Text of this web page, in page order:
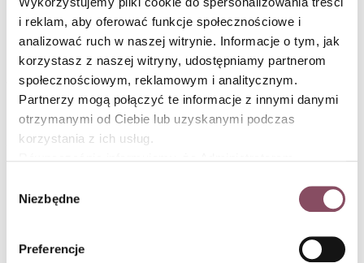
i reklam, aby oferować funkcje społecznościowe i
analizować ruch w naszej witrynie. Informacje o tym, jak
korzystasz z naszej witryny, udostępniamy partnerom
społecznościowym, reklamowym i analitycznym.
Partnerzy mogą połączyć te informacje z innymi danymi
otrzymanymi od Ciebie lub uzyskanymi podczas
korzystania z ich usług.
Gdańsk (80-339) adres: Dickmana 14/15 więcej
informacji o przetwarzaniu danych osobowych oraz
Polityce
prywatności.
zgody
Niezbędne
Preferencje
Krok 9
Upieczone ciasteczka wyciągnij z piekarnika i pozostaw do
wystudzenia.